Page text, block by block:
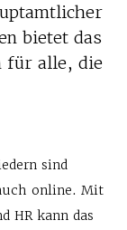
bietet das
für alle, die
sind
online. Mit
HR kann das